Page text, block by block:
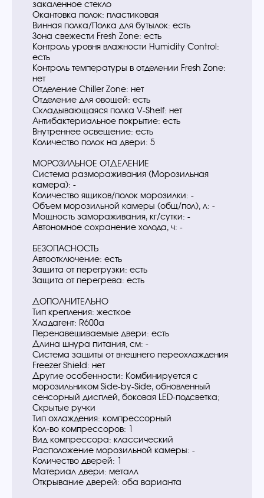
закаленное стекло
Окантовка полок: пластиковая
Винная полка/Полка для бутылок: есть
Зона свежести Fresh Zone: есть
Контроль уровня влажности Humidity Control:
есть
Контроль температуры в отделении Fresh Zone:
нет
Отделение Chiller Zone: нет
Отделение для овощей: есть
Складывающаяся полка V-Shelf: нет
Антибактериальное покрытие: есть
Внутреннее освещение: есть
Количество полок на двери: 5
МОРОЗИЛЬНОЕ ОТДЕЛЕНИЕ
Система размораживания (Морозильная
камера): -
Количество ящиков/полок морозилки: -
Объем морозильной камеры (общ/пол), л: -
Мощность замораживания, кг/сутки: -
Автономное сохранение холода, ч: -
БЕЗОПАСНОСТЬ
Автоотключение: есть
Защита от перегрузки: есть
Защита от перегрева: есть
ДОПОЛНИТЕЛЬНО
Тип крепления: жесткое
Хладагент: R600a
Перенавешиваемые двери: есть
Длина шнура питания, см: -
Система защиты от внешнего переохлаждения
Freezer Shield: нет
Другие особенности: Комбинируется с
морозильником Side-by-Side, обновленный
сенсорный дисплей, боковая LED-подсветка;
Скрытые ручки
Тип охлаждения: компрессорный
Кол-во компрессоров: 1
Вид компрессора: классический
Расположение морозильной камеры: -
Количество дверей: 1
Материал двери: металл
Открывание дверей: оба варианта